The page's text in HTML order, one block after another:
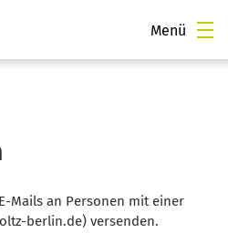
Menü
Mails an Personen mit einer
berlin.de) versenden.